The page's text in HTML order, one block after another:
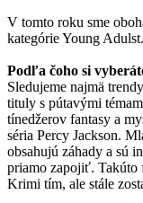
V tomto roku sme
kategórie Young Adulst.
Podľa čoho si
Sledujeme najmä
tituly s pútavými
tínedžerov fantasy a
séria Percy Jackson.
obsahujú záhady a sú
priamo zapojiť. Takúto
Krimi tím, ale stále